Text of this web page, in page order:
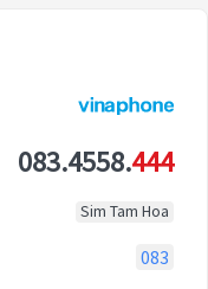
083.4558.444
Sim Tam Hoa
083